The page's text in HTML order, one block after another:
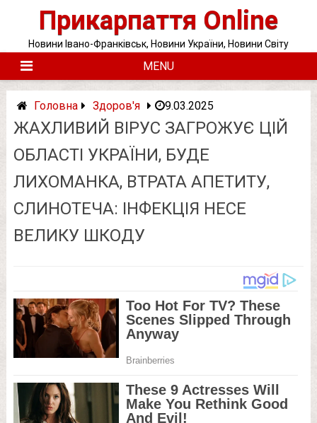
Прикарпаття Online
Новини Івано-Франківськ, Новини України, Новини Світу
MENU
Головна Здоров'я 9.03.2025
ЖАХЛИВИЙ ВІРУС ЗАГРОЖУЄ ЦІЙ
ОБЛАСТІ УКРАЇНИ, БУДЕ
ЛИХOМАНКА, ВТРАТА АПЕТИТУ,
СЛИНОТЕЧА: ІНФЕКЦІЯ НЕСЕ
ВЕЛИКУ ШКОДУ